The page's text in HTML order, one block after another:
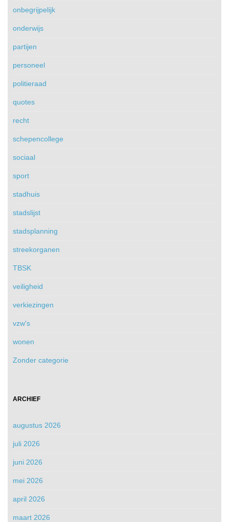
onbegrijpelijk
onderwijs
partijen
personeel
politieraad
quotes
recht
schepencollege
sociaal
sport
stadhuis
stadslijst
stadsplanning
streekorganen
TBSK
veiligheid
verkiezingen
vzw's
wonen
Zonder categorie
ARCHIEF
augustus 2026
juli 2026
juni 2026
mei 2026
april 2026
maart 2026